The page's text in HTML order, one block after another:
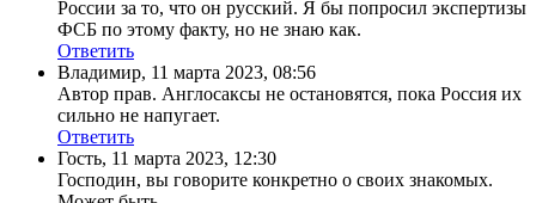
России за то, что он русский. Я бы попросил экспертизы
ФСБ по этому факту, но не знаю как.
Ответить
Владимир, 11 марта 2023, 08:56
Автор прав. Англосаксы не остановятся, пока Россия их
сильно не напугает.
Ответить
Гость, 11 марта 2023, 12:30
Господин, вы говорите конкретно о своих знакомых.